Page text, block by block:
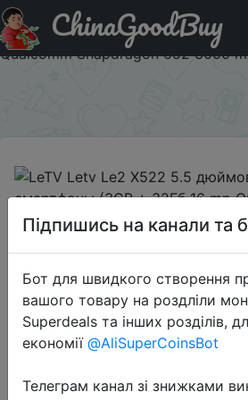
Купити на розпродажі LeTV Letv
дюймовый " 4G смартфоны (3GB +
Qualcomm Snapdragon 652 3000
ChinaGoodBuy
2018-09-04
LeTV Letv Le2 X522
" 4G смартфоны (3GB
Qualcomm
mAh mAh) / 19201080
Підпишись на канали та
Бот для швидкого створення
вашого товару на роздліли
Superdeals та інших розділів,
економії @AliSuperCoinsBot
Телеграм канал зі знижками